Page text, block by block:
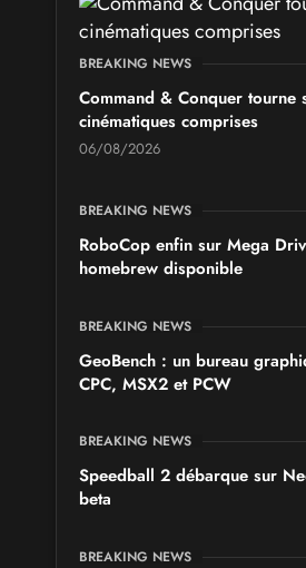
BREAKING NEWS
Command & Conquer tourne
cinématiques comprises
06/08/2026
BREAKING NEWS
RoboCop enfin sur Mega
homebrew disponible
BREAKING NEWS
GeoBench : un bureau
CPC, MSX2 et PCW
BREAKING NEWS
Speedball 2 débarque sur
beta
BREAKING NEWS